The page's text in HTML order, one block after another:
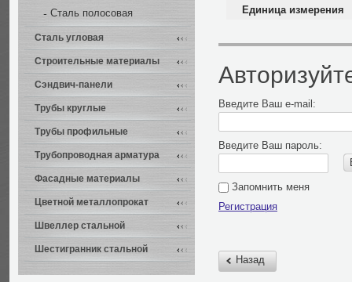
Единица измерения
Введите Ваш e-mail:
Введите Ваш пароль:
Запомнить меня
Регистрация
Назад
Сталь полосовая
Сталь угловая
Строительные материалы
Сэндвич-панели
Трубы круглые
Трубы профильные
Трубопроводная арматура
Фасадные материалы
Цветной металлопрокат
Швеллер стальной
Шестигранник стальной